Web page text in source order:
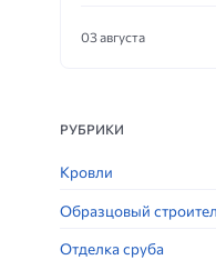
03 августа
РУБРИКИ
Кровли
Образцовый
Отделка сруба